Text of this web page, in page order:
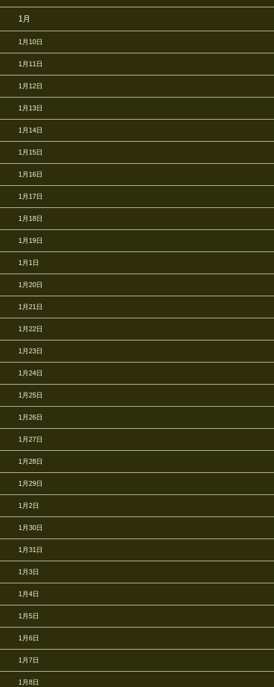
1月
1月10日
1月11日
1月12日
1月13日
1月14日
1月15日
1月16日
1月17日
1月18日
1月19日
1月1日
1月20日
1月21日
1月22日
1月23日
1月24日
1月25日
1月26日
1月27日
1月28日
1月29日
1月2日
1月30日
1月31日
1月3日
1月4日
1月5日
1月6日
1月7日
1月8日